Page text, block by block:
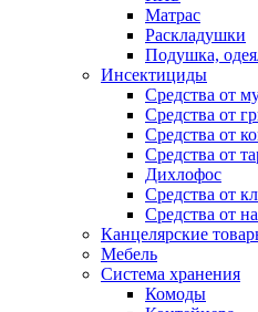
Матрас
Раскладушки
Подушка,
Инсектициды
Средства от
Средства от
Средства от
Средства от
Дихлофос
Средства от
Средства от
Канцелярские
Мебель
Система хранения
Комоды